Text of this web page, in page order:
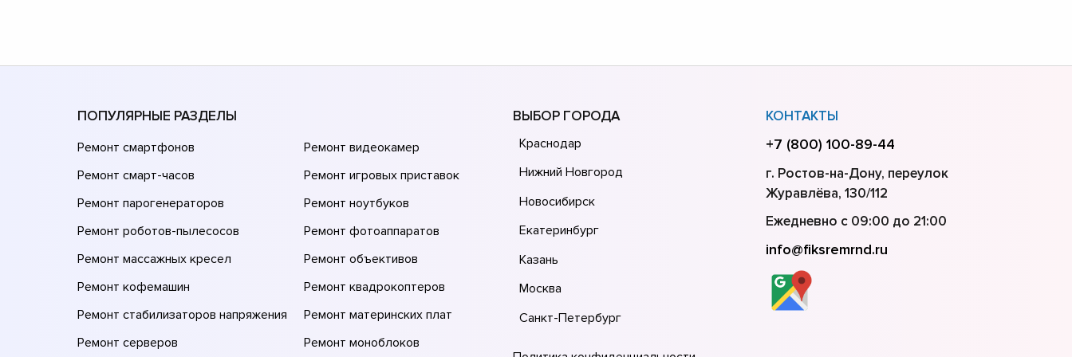
ПОПУЛЯРНЫЕ РАЗДЕЛЫ
Ремонт смартфонов
Ремонт смарт-часов
Ремонт парогенераторов
Ремонт роботов-пылесосов
Ремонт массажных кресел
Ремонт кофемашин
Ремонт стабилизаторов напряжения
Ремонт серверов
Ремонт видеокамер
Ремонт игровых приставок
Ремонт ноутбуков
Ремонт фотоаппаратов
Ремонт объективов
Ремонт квадрокоптеров
Ремонт материнских плат
Ремонт моноблоков
ВЫБОР ГОРОДА
Краснодар
Нижний Новгород
Новосибирск
Екатеринбург
Казань
Москва
Санкт-Петербург
КОНТАКТЫ
+7 (800) 100-89-44
г. Ростов-на-Дону, переулок
Журавлёва, 130/112
Ежедневно с 09:00 до 21:00
info@fiksremrnd.ru